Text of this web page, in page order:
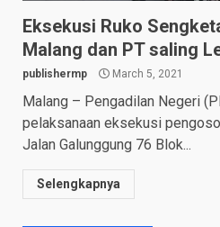
Eksekusi Ruko
Malang dan PT saling
publishermp March 5, 2021
Malang – Pengadilan Negeri
pelaksanaan eksekusi
Jalan Galunggung 76 Blok...
Selengkapnya